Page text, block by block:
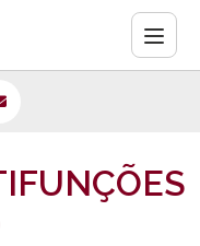
c/ mosquetão